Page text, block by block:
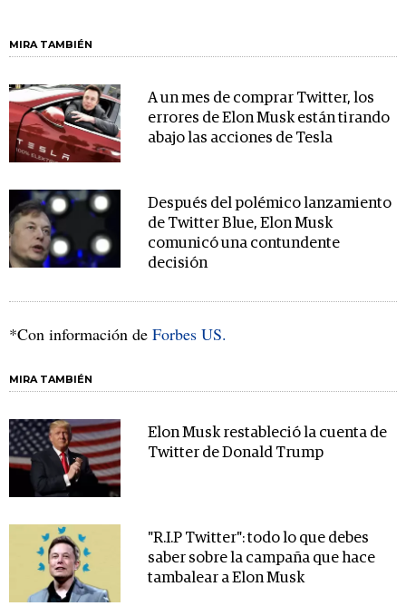
MIRA TAMBIÉN
A un mes de comprar Twitter, los
errores de Elon Musk están tirando
abajo las acciones de Tesla
Después del polémico lanzamiento
de Twitter Blue, Elon Musk
comunicó una contundente
decisión
*Con información de Forbes US.
MIRA TAMBIÉN
Elon Musk restableció la cuenta de
Twitter de Donald Trump
"R.I.P Twitter": todo lo que debes
saber sobre la campaña que hace
tambalear a Elon Musk